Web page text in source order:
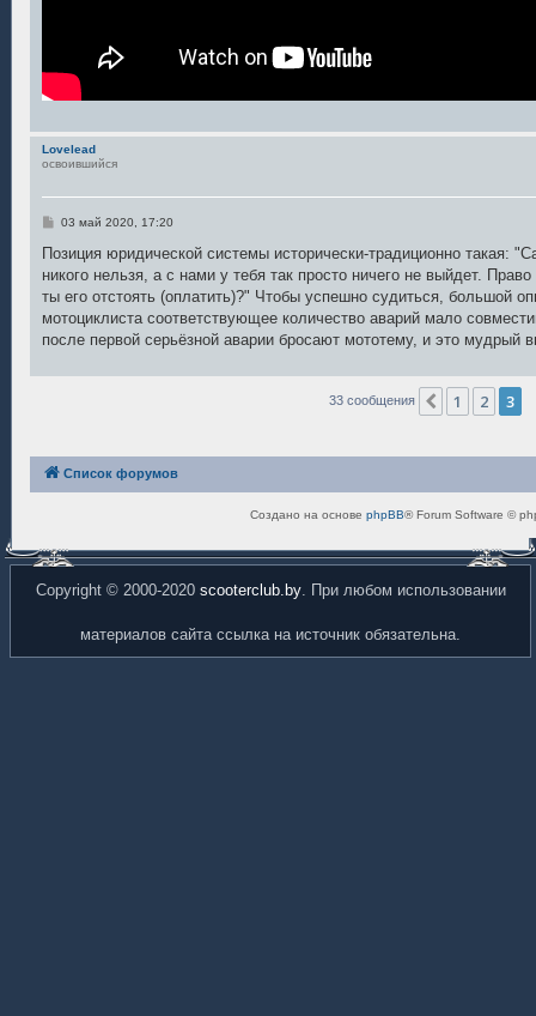
Lovelead
освоившийся
С
о
щ
е
и
е
03 май 2020, 17:20
Позиция юридической системы исторически-традиционно такая:
никого нельзя, а с нами у тебя так просто ничего не выйдет.
ты его отстоять (оплатить)?" Чтобы успешно судиться, большой
мотоциклиста соответствующее количество аварий мало
после первой серьёзной аварии бросают мототему, и это мудрый
33 сообщения Пред.
1 2 3
Список форумов
Создано на основе phpBB® Forum Software ©
Copyright © 2000-2020 scooterclub.by. При любом использовании
материалов сайта ссылка на источник обязательна.